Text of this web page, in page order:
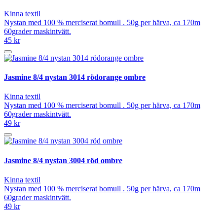
Kinna textil
Nystan med 100 % merciserat bomull . 50g per härva, ca 170m
60grader maskintvätt.
45 kr
Jasmine 8/4 nystan 3014 rödorange ombre
Kinna textil
Nystan med 100 % merciserat bomull . 50g per härva, ca 170m
60grader maskintvätt.
49 kr
Jasmine 8/4 nystan 3004 röd ombre
Kinna textil
Nystan med 100 % merciserat bomull . 50g per härva, ca 170m
60grader maskintvätt.
49 kr